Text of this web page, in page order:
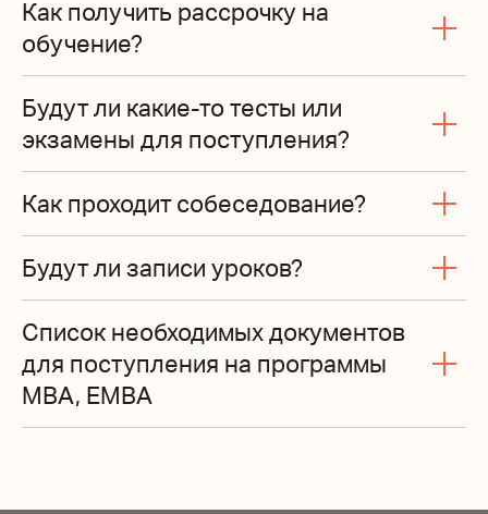
Как получить рассрочку на
обучение?
Будут ли какие-то тесты или
экзамены для поступления?
Как проходит собеседование?
Будут ли записи уроков?
Список необходимых документов
для поступления на программы
MBA, EMBA